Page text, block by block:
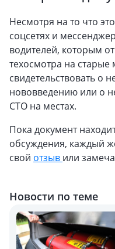
Несмотря на то что
соцсетях и
водителей, которым
техосмотра на
свидетельствовать о
нововведению или о
СТО на местах.
Пока документ
обсуждения, каждый
свой отзыв или
Новости по теме